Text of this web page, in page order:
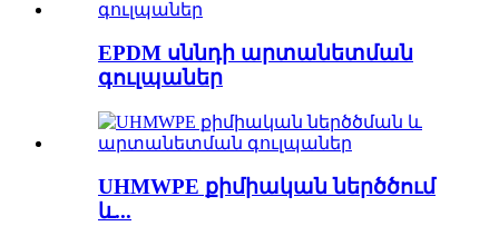
EPDM սննդի արտանետման
գուլպաներ
UHMWPE քիմիական ներծծում
և...